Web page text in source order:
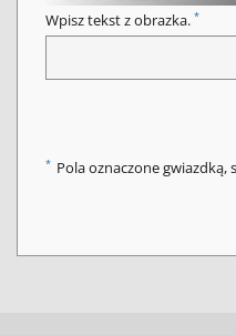
Wpisz tekst z obrazka. *
* Pola oznaczone gwiazdką,